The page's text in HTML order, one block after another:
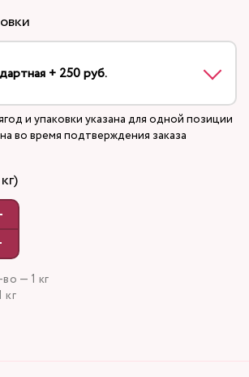
+ 250 руб.
и упаковки указана для одной позиции
во время подтверждения заказа
— 1 кг
кг